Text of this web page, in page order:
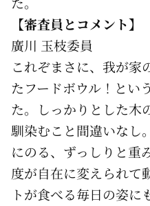
【審査員とコメント】
廣川 玉枝委員
これぞまさに、我が家
たフードボウル！とい
た。しっかりとした木
馴染むこと間違いなし
にのる、ずっしりと重
度が自在に変えられて
トが食べる毎日の姿に